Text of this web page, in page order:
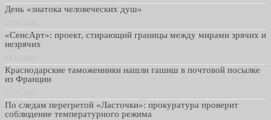
День «знатока человеческих душ»
«СенсАрт»: проект, стирающий границы между мирами зрячих и
незрячих
Краснодарские таможенники нашли гашиш в почтовой посылке
из Франции
По следам перегретой «Ласточки»: прокуратура проверит
соблюдение температурного режима